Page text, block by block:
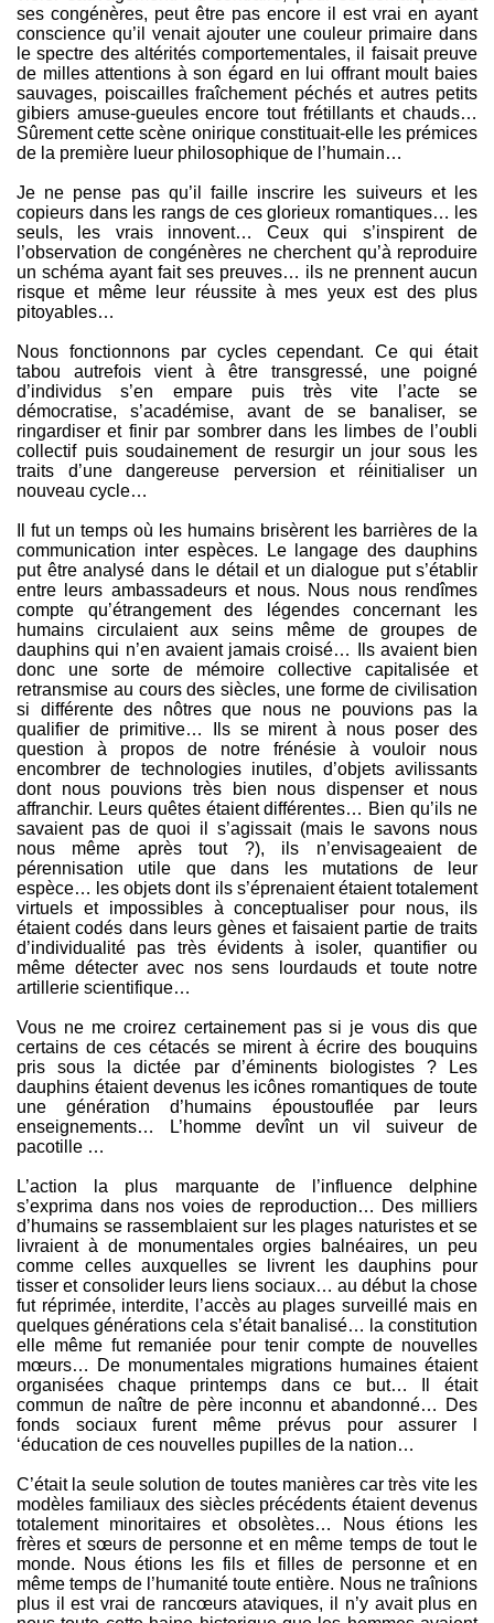
ses congénères, peut être pas encore il est vrai en ayant
conscience qu’il venait ajouter une couleur primaire dans
le spectre des altérités comportementales, il faisait preuve
de milles attentions à son égard en lui offrant moult baies
sauvages, poiscailles fraîchement péchés et autres petits
gibiers amuse-gueules encore tout frétillants et chauds…
Sûrement cette scène onirique constituait-elle les prémices
de la première lueur philosophique de l’humain…
Je ne pense pas qu’il faille inscrire les suiveurs et les
copieurs dans les rangs de ces glorieux romantiques… les
seuls, les vrais innovent… Ceux qui s’inspirent de
l’observation de congénères ne cherchent qu’à reproduire
un schéma ayant fait ses preuves… ils ne prennent aucun
risque et même leur réussite à mes yeux est des plus
pitoyables…
Nous fonctionnons par cycles cependant. Ce qui était
tabou autrefois vient à être transgressé, une poigné
d’individus s’en empare puis très vite l’acte se
démocratise, s’académise, avant de se banaliser, se
ringardiser et finir par sombrer dans les limbes de l’oubli
collectif puis soudainement de resurgir un jour sous les
traits d’une dangereuse perversion et réinitialiser un
nouveau cycle…
Il fut un temps où les humains brisèrent les barrières de la
communication inter espèces. Le langage des dauphins
put être analysé dans le détail et un dialogue put s’établir
entre leurs ambassadeurs et nous. Nous nous rendîmes
compte qu’étrangement des légendes concernant les
humains circulaient aux seins même de groupes de
dauphins qui n’en avaient jamais croisé… Ils avaient bien
donc une sorte de mémoire collective capitalisée et
retransmise au cours des siècles, une forme de civilisation
si différente des nôtres que nous ne pouvions pas la
qualifier de primitive… Ils se mirent à nous poser des
question à propos de notre frénésie à vouloir nous
encombrer de technologies inutiles, d’objets avilissants
dont nous pouvions très bien nous dispenser et nous
affranchir. Leurs quêtes étaient différentes… Bien qu’ils ne
savaient pas de quoi il s’agissait (mais le savons nous
nous même après tout ?), ils n’envisageaient de
pérennisation utile que dans les mutations de leur
espèce… les objets dont ils s’éprenaient étaient totalement
virtuels et impossibles à conceptualiser pour nous, ils
étaient codés dans leurs gènes et faisaient partie de traits
d’individualité pas très évidents à isoler, quantifier ou
même détecter avec nos sens lourdauds et toute notre
artillerie scientifique…
Vous ne me croirez certainement pas si je vous dis que
certains de ces cétacés se mirent à écrire des bouquins
pris sous la dictée par d’éminents biologistes ? Les
dauphins étaient devenus les icônes romantiques de toute
une génération d’humains époustouflée par leurs
enseignements… L’homme devînt un vil suiveur de
pacotille …
L’action la plus marquante de l’influence delphine
s’exprima dans nos voies de reproduction… Des milliers
d’humains se rassemblaient sur les plages naturistes et se
livraient à de monumentales orgies balnéaires, un peu
comme celles auxquelles se livrent les dauphins pour
tisser et consolider leurs liens sociaux… au début la chose
fut réprimée, interdite, l’accès au plages surveillé mais en
quelques générations cela s’était banalisé… la constitution
elle même fut remaniée pour tenir compte de nouvelles
mœurs… De monumentales migrations humaines étaient
organisées chaque printemps dans ce but… Il était
commun de naître de père inconnu et abandonné… Des
fonds sociaux furent même prévus pour assurer l
‘éducation de ces nouvelles pupilles de la nation…
C’était la seule solution de toutes manières car très vite les
modèles familiaux des siècles précédents étaient devenus
totalement minoritaires et obsolètes… Nous étions les
frères et sœurs de personne et en même temps de tout le
monde. Nous étions les fils et filles de personne et en
même temps de l’humanité toute entière. Nous ne traînions
plus il est vrai de rancœurs ataviques, il n’y avait plus en